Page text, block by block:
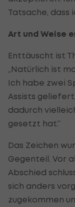
Tatsache, dass
Art und Weise
Enttäuscht ist
„Natürlich ist
Ich habe zwei
Assists
dadurch
gesetzt hat.“
Das Zeichen
Gegenteil. Vor
Abschied
sich anders
zugekommen